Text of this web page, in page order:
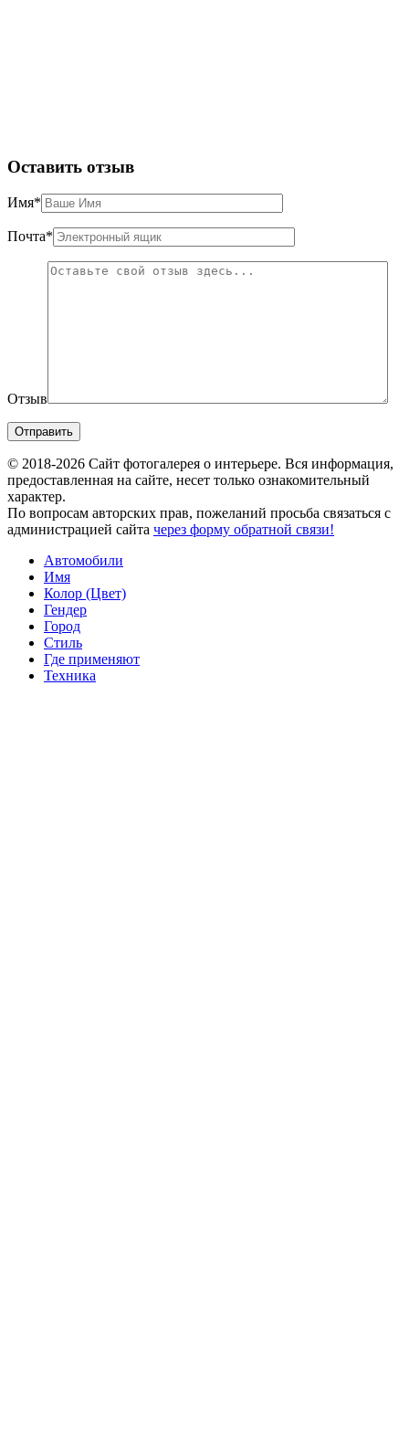
Оставить отзыв
Имя*
Почта*
Отзыв
© 2018-2026 Сайт фотогалерея о интерьере. Вся информация,
предоставленная на сайте, несет только ознакомительный
характер.
По вопросам авторских прав, пожеланий просьба связаться с
администрацией сайта через форму обратной связи!
Автомобили
Имя
Колор (Цвет)
Гендер
Город
Стиль
Где применяют
Техника